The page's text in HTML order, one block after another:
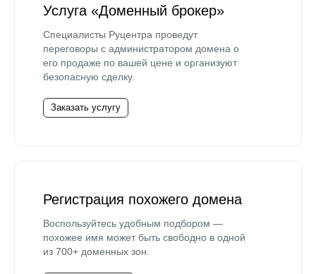
Услуга «Доменный брокер»
Специалисты Руцентра проведут
переговоры с администратором домена о
его продаже по вашей цене и организуют
безопасную сделку.
Заказать услугу
Регистрация похожего домена
Воспользуйтесь удобным подбором —
похожее имя может быть свободно в одной
из 700+ доменных зон.